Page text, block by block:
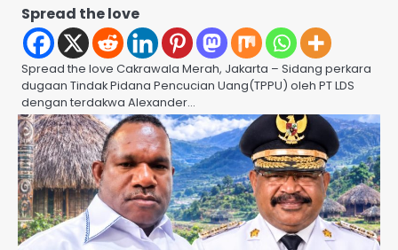
Spread the love
Spread the love Cakrawala Merah, Jakarta – Sidang perkara
dugaan Tindak Pidana Pencucian Uang(TPPU) oleh PT LDS
dengan terdakwa Alexander…